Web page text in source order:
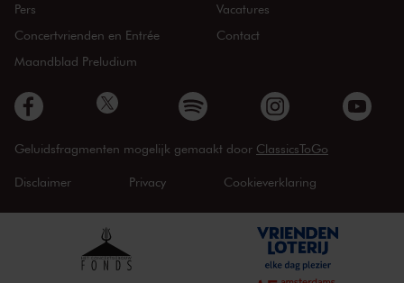
Pers
Concertvrienden en Entrée
Maandblad Preludium
Vacatures
Contact
Geluidsfragmenten mogelijk gemaakt door ClassicsToGo
Disclaimer Privacy Cookieverklaring